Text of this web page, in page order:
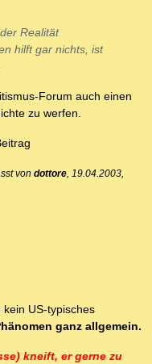
Realität
hilft gar nichts, ist
Forum auch einen
zu werfen.
von dottore , 19.04.2003,
US-typisches
ganz allgemein.
kneift, er gerne zu